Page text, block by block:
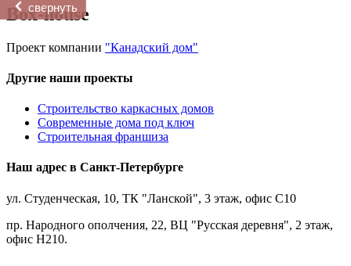
свернуть
Box-house
Проект компании "Канадский дом"
Другие наши проекты
Строительство каркасных домов
Современные дома под ключ
Строительная франшиза
Наш адрес в Санкт-Петербурге
ул. Студенческая, 10, ТК "Ланской", 3 этаж, офис С10
пр. Народного ополчения, 22, ВЦ "Русская деревня", 2 этаж,
офис Н210.